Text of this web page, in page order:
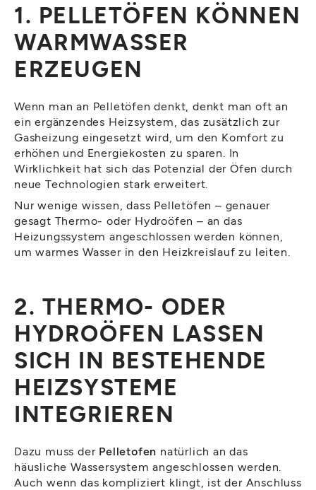
1. PELLETÖFEN KÖNNEN
WARMWASSER
ERZEUGEN
Wenn man an Pelletöfen denkt, denkt man oft an
ein ergänzendes Heizsystem, das zusätzlich zur
Gasheizung eingesetzt wird, um den Komfort zu
erhöhen und Energiekosten zu sparen. In
Wirklichkeit hat sich das Potenzial der Öfen durch
neue Technologien stark erweitert.
Nur wenige wissen, dass Pelletöfen – genauer
gesagt Thermo- oder Hydroöfen – an das
Heizungssystem angeschlossen werden können,
um warmes Wasser in den Heizkreislauf zu leiten.
2. THERMO- ODER
HYDROÖFEN LASSEN
SICH IN BESTEHENDE
HEIZSYSTEME
INTEGRIEREN
Dazu muss der Pelletofen natürlich an das
häusliche Wassersystem angeschlossen werden.
Auch wenn das kompliziert klingt, ist der Anschluss